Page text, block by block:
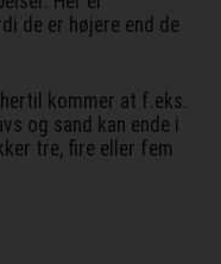
de er højere end de
kommer at f.eks.
og sand kan ende i
tre, fire eller fem